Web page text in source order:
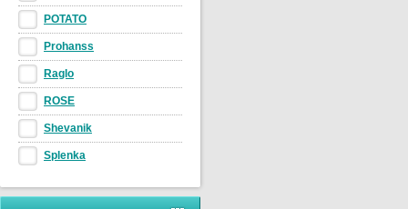
POTATO
Prohanss
Raglo
ROSE
Shevanik
Splenka